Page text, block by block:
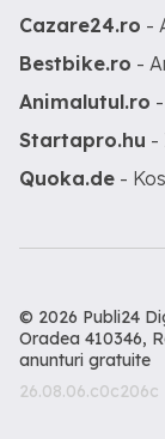
Cazare24.ro -
Bestbike.ro -
Animalutul.ro
Startapro.hu -
Quoka.de -
© 2026 Publi24
Oradea 410346,
anunturi gratuite
26.08.06.c0c206c